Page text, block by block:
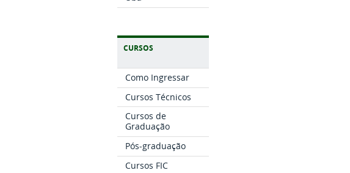
CURSOS
Como Ingressar
Cursos Técnicos
Cursos de
Graduação
Pós-graduação
Cursos FIC